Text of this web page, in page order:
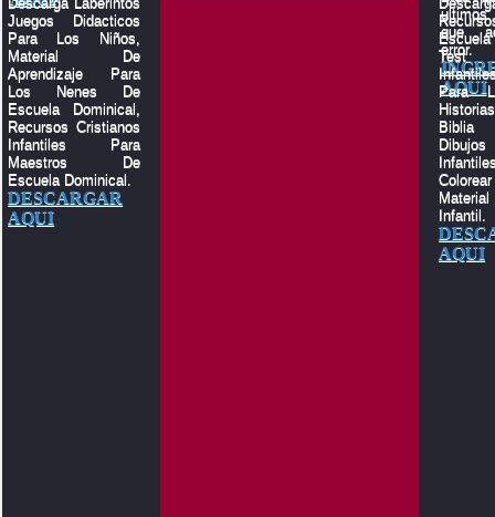
que
error.
AQUI
Juegos Didacticos
Para Los Niños,
Material De
Aprendizaje Para
Los Nenes De
Escuela Dominical,
Recursos Cristianos
Infantiles Para
Maestros De
Escuela Dominical.
DESCARGAR
AQUI
Test
Para
Infantil.
AQUI